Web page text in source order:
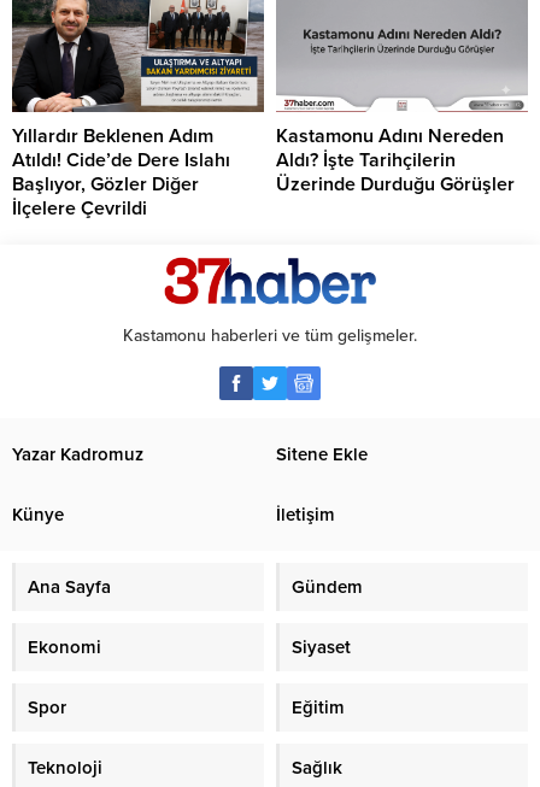
Yıllardır Beklenen Adım
Atıldı! Cide’de Dere Islahı
Başlıyor, Gözler Diğer
İlçelere Çevrildi
Kastamonu Adını Nereden
Aldı? İşte Tarihçilerin
Üzerinde Durduğu Görüşler
Kastamonu haberleri ve tüm gelişmeler.
Yazar Kadromuz Sitene Ekle
Künye İletişim
Ana Sayfa Gündem
Ekonomi Siyaset
Spor Eğitim
Teknoloji Sağlık